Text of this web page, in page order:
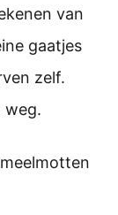
van
gaatjes
zelf.
weg.